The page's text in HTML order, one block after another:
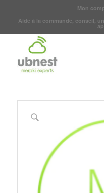
Mon
Aide à la commande, conseil,